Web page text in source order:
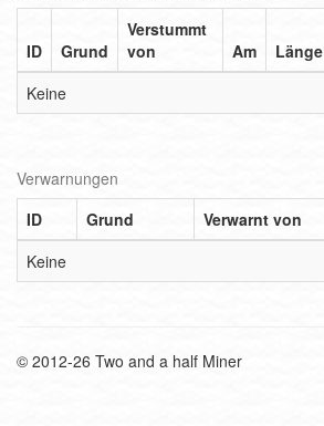
ID Grund
Verstummt
von
Am Länge
Keine
Verwarnungen
ID
Grund Verwarnt von
Keine
© 2012-26 Two and a half Miner